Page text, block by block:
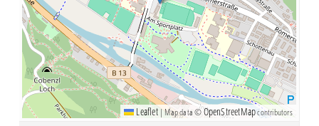
Leaflet |Map data ©OpenStreetMapcontributors